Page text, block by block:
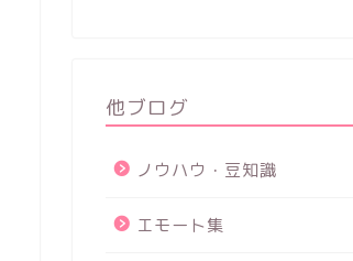
他ブログ
ノウハウ・豆知識
エモート集